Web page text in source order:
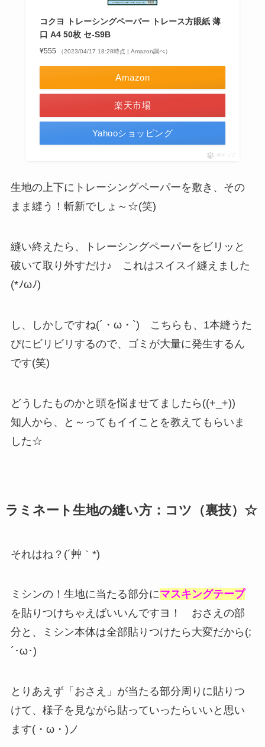
コクヨ トレーシングペーパー トレース方眼紙 薄
口 A4 50枚 セ-S9B
¥555 （2023/04/17 18:28時点 | Amazon調べ）
Amazon
楽天市場
Yahooショッピング
ポチップ
生地の上下にトレーシングペーパーを敷き、その
まま縫う！斬新でしょ～☆(笑)
縫い終えたら、トレーシングペーパーをビリッと
破いて取り外すだけ♪ これはスイスイ縫えました
(*ﾉωﾉ)
し、しかしですね(´・ω・`) こちらも、1本縫うた
びにビリビリするので、ゴミが大量に発生するん
です(笑)
どうしたものかと頭を悩ませてましたら((+_+))
知人から、と～ってもイイことを教えてもらいま
した☆
ラミネート生地の縫い方：コツ（裏技）☆
それはね？(´艸｀*)
ミシンの！生地に当たる部分にマスキングテープ
を貼りつけちゃえばいいんですヨ！ おさえの部
分と、ミシン本体は全部貼りつけたら大変だから(;
´･ω･)
とりあえず「おさえ」が当たる部分周りに貼りつ
けて、様子を見ながら貼っていったらいいと思い
ます(・ω・)ノ